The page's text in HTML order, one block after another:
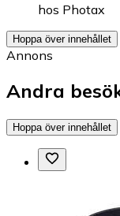
hos Photax
Hoppa över innehållet
Annons
Andra
Hoppa över innehållet